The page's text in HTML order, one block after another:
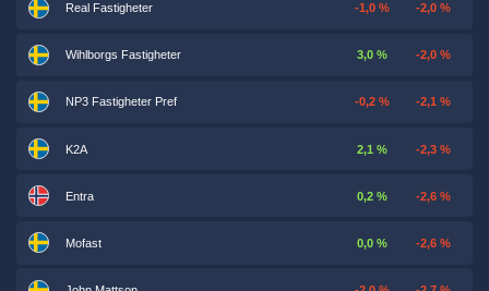
Real Fastigheter -1,0 % -2,0 %
Wihlborgs Fastigheter 3,0 % -2,0 %
NP3 Fastigheter Pref -0,2 % -2,1 %
K2A 2,1 % -2,3 %
Entra 0,2 % -2,6 %
Mofast 0,0 % -2,6 %